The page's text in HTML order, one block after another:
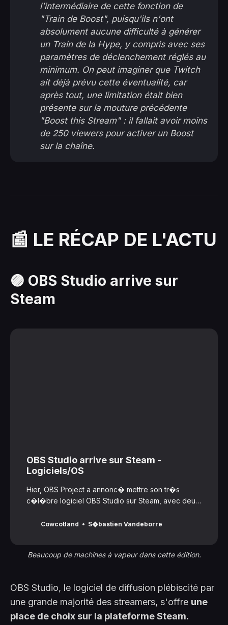
l'intermédiaire de cette fonction de
"Train de Boost", puisqu'ils n'ont
absolument aucune difficulté à générer
un Train de la Hype, y compris avec ses
paramètres de déclenchement réglés au
minimum. On peut imaginer que Twitch
ait déjà prévu cette éventualité, car
après tout, une limitation était bien
présente sur la mouture précédente
"Boost this Stream" : il fallait avoir moins
de 250 viewers pour activer un Boost
sur la chaîne.
📰 LE RÉCAP DE L'ACTU
🟣 OBS Studio arrive sur
Steam
OBS Studio arrive sur Steam -
Logiciels/OS
Hier, OBS Project a annonc� mettre son tr�s
c�l�bre logiciel OBS Studio sur Steam, avec deux
80525Cowcotland S�bastien Vandeborre
Beaucoup de machines à vapeur dans cette édition.
OBS Studio, le logiciel de diffusion plébiscité par
une grande majorité des streamers, s'offre une
place de choix sur la plateforme Steam.